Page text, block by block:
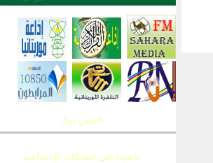
الفيس بوك
تابعونا على الشبكات الإجتماعية